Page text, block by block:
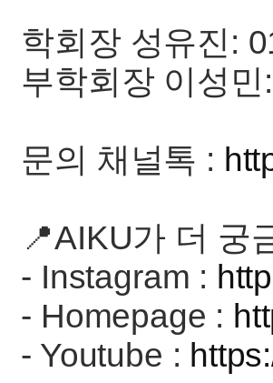
학회장 성유진:
부학회장 이성
문의 채널톡 :
📍AIKU가 더 궁
- Instagram :
- Homepage :
- Youtube :